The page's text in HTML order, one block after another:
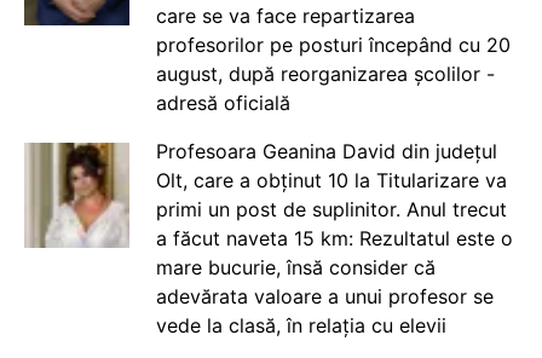
care se va face repartizarea
profesorilor pe posturi începând cu 20
august, după reorganizarea școlilor -
adresă oficială
Profesoara Geanina David din județul
Olt, care a obținut 10 la Titularizare va
primi un post de suplinitor. Anul trecut
a făcut naveta 15 km: Rezultatul este o
mare bucurie, însă consider că
adevărata valoare a unui profesor se
vede la clasă, în relația cu elevii